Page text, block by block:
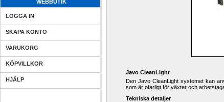
WEBBUTIK
LOGGA IN
SKAPA KONTO
VARUKORG
KÖPVILLKOR
HJÄLP
Javo CleanLight
Den Javo CleanLight systemet kan
som är ofarligt för växter och
Tekniska detaljer